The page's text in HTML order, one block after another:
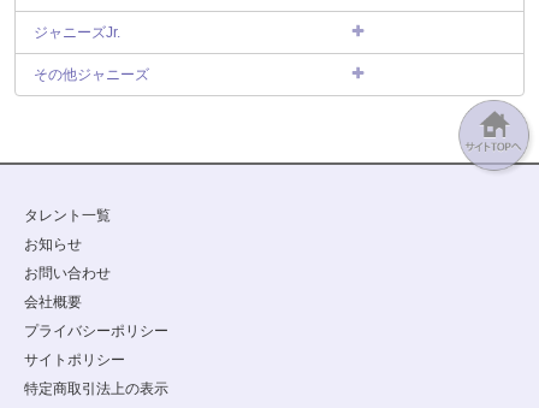
ジャニーズJr.
その他ジャニーズ
タレント一覧
お知らせ
お問い合わせ
会社概要
プライバシーポリシー
サイトポリシー
特定商取引法上の表示